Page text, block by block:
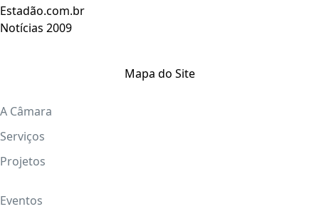
Estadão.com.br
Notícias 2009
Mapa do Site
A Câmara
Serviços
Projetos
Eventos